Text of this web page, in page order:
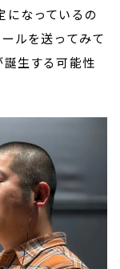
になっているの
ルを送ってみて
誕生する可能性